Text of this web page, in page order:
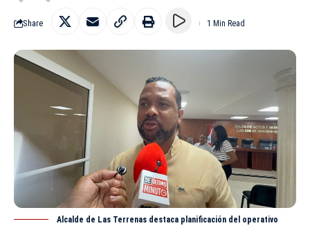
Share 1 Min Read
Alcalde de Las Terrenas destaca planificación del operativo